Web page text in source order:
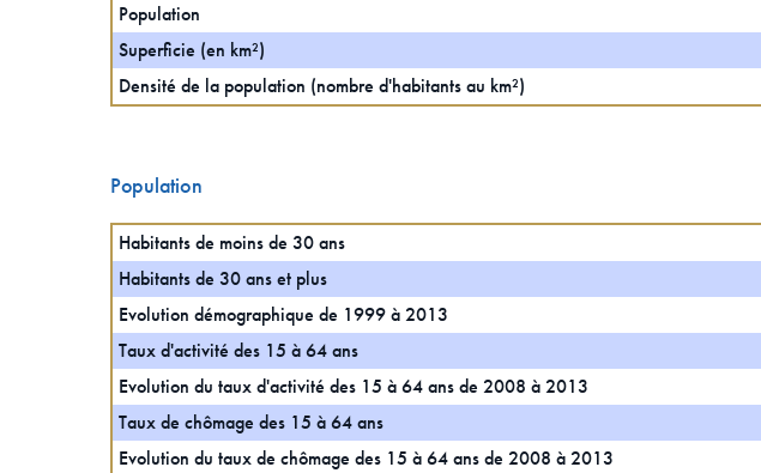
Population
Superficie (en km²)
Densité de la population (nombre d'habitants au km²)
Population
Habitants de moins de 30 ans
Habitants de 30 ans et plus
Evolution démographique de 1999 à 2013
Taux d'activité des 15 à 64 ans
Evolution du taux d'activité des 15 à 64 ans de 2008 à 2013
Taux de chômage des 15 à 64 ans
Evolution du taux de chômage des 15 à 64 ans de 2008 à 2013